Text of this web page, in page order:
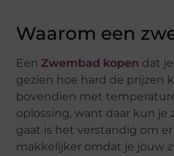
Waarom een
Een Zwembad kopen dat
gezien hoe hard de prijzen
bovendien met
oplossing, want daar kun
gaat is het verstandig om
makkelijker omdat je jouw